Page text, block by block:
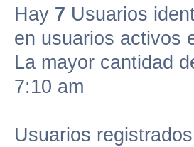
Hay 7 Usuarios
en usuarios activos
La mayor cantidad
7:10 am
Usuarios